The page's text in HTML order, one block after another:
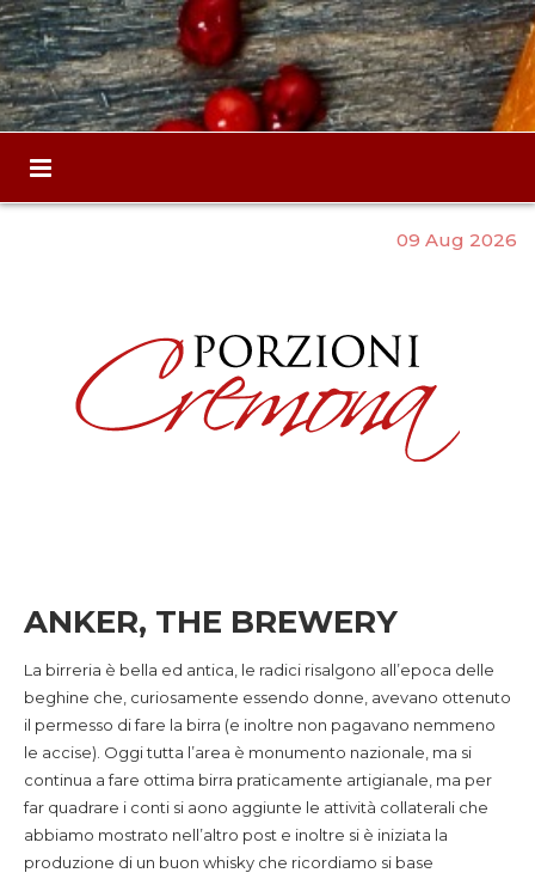
09 Aug 2026
ANKER, THE BREWERY
La birreria è bella ed antica, le radici risalgono all’epoca delle
beghine che, curiosamente essendo donne, avevano ottenuto
il permesso di fare la birra (e inoltre non pagavano nemmeno
le accise). Oggi tutta l’area è monumento nazionale, ma si
continua a fare ottima birra praticamente artigianale, ma per
far quadrare i conti si aono aggiunte le attività collaterali che
abbiamo mostrato nell’altro post e inoltre si è iniziata la
produzione di un buon whisky che ricordiamo si base